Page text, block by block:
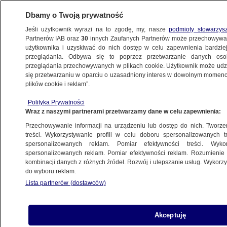
POLSKA
konstytucji. Chce wojska lojalnego wobec
siebie"
23.10.2024, 22:01
Udostępnij
chce wojska lojalnego wobec siebie, a nie
Dbamy o Twoją prywatność
Jeśli użytkownik wyrazi na to zgodę, my, naszepodmioty
Partnerów IAB oraz30 innych Zaufanych Partnerów może
użytkownika i uzyskiwać do nich dostęp w celu zapewnienia
przeglądania. Odbywa się to poprzez przetwarzanie danych
przeglądania przechowywanych w plikach cookie. Użytkownik może
się przetwarzaniu w oparciu o uzasadniony interes w dowolnym
plików cookie i reklam”.
Polityka Prywatności
Wraz z naszymi partnerami przetwarzamy dane w celu zapewnienia:
Przechowywanie informacji na urządzeniu lub dostęp do nich.
treści. Wykorzystywanie profili w celu doboru spersonalizowanych
spersonalizowanych reklam. Pomiar efektywności treści.
spersonalizowanych reklam. Pomiar efektywności reklam.
kombinacji danych z różnych źródeł. Rozwój i ulepszanie usług.
do wyboru reklam.
Lista partnerów (dostawców)
Akceptuję